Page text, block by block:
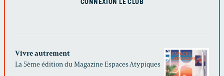
CONNEXION LE CLUB
Vivre autrement
La 5ème édition du Magazine Espaces Atypiques